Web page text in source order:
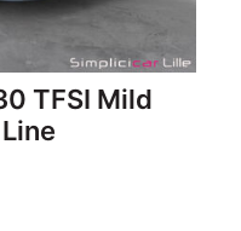
TFSI Mild